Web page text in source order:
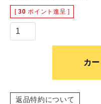
[ 30 ポイント進呈 ]
カ
返品特約について